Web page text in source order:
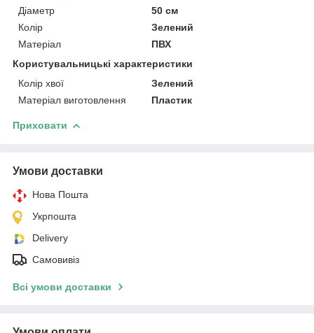
Діаметр
50 см
Колір
Зелений
Матеріал
ПВХ
Користувальницькі характеристики
Колір хвої
Зелений
Матеріал виготовлення
Пластик
Приховати
Умови доставки
Нова Пошта
Укрпошта
Delivery
Самовивіз
Всі умови доставки